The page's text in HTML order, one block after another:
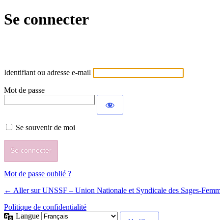
Se connecter
Identifiant ou adresse e-mail
Mot de passe
Se souvenir de moi
Mot de passe oublié ?
← Aller sur UNSSF – Union Nationale et Syndicale des Sages-
Politique de confidentialité
Langue